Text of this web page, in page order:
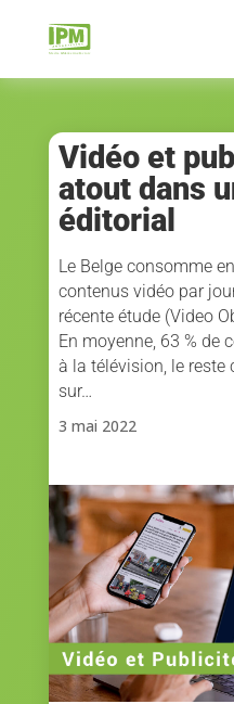
Vidéo et
atout dans
éditorial
Le Belge consomme
contenus vidéo par
récente étude (Video
En moyenne, 63 % de
à la télévision, le reste
sur…
3 mai 2022